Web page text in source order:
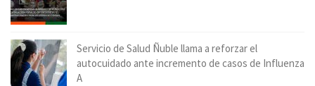
Servicio de Salud Ñuble llama a reforzar el
autocuidado ante incremento de casos de Influenza
A